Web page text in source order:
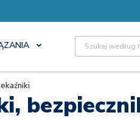
Site Search